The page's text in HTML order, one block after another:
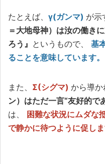
たとえば、 γ(ガンマ) が示
＝大地母神）は汝の働き
ろう』 というもので、 基
ることを意味しています。
また、 Σ(シグマ) から導か
ン）はただ一言“友好的で
は、
困難な状況にムダな
で静かに待つように促しま